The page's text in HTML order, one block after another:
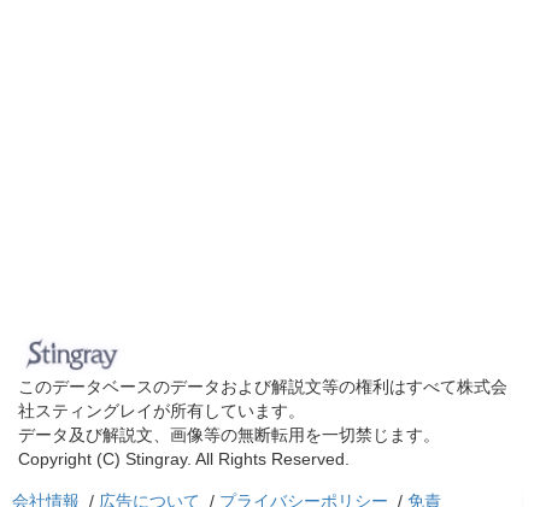
このデータベースのデータおよび解説文等の権利はすべて株式会
社スティングレイが所有しています。
データ及び解説文、画像等の無断転用を一切禁じます。
Copyright (C) Stingray. All Rights Reserved.
会社情報 / 広告について / プライバシーポリシー / 免責